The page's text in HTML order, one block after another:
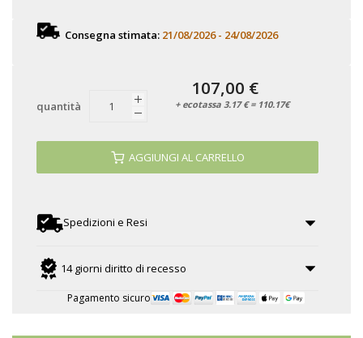
Consegna stimata: 21/08/2026 - 24/08/2026
quantità
AGGIUNGI AL CARRELLO
Spedizioni e Resi
14 giorni diritto di recesso
Pagamento sicuro
107,00 €
+ ecotassa 3.17 € = 110.17€